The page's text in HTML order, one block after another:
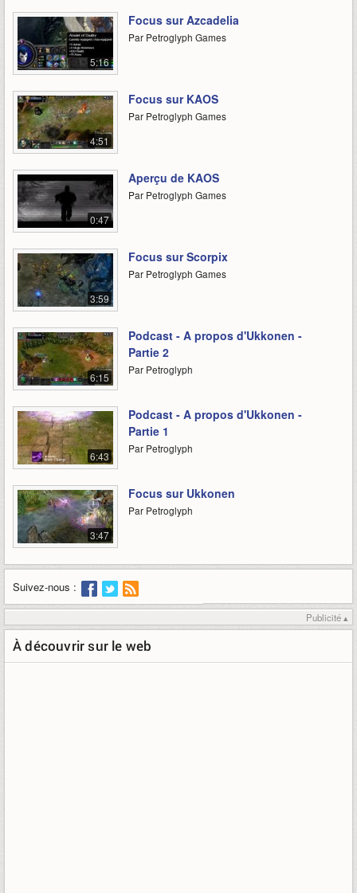
5:16
Focus sur Azcadelia
Par Petroglyph Games
4:51
Focus sur KAOS
Par Petroglyph Games
0:47
Aperçu de KAOS
Par Petroglyph Games
3:59
Focus sur Scorpix
Par Petroglyph Games
6:15
Podcast - A propos d'Ukkonen -
Partie 2
Par Petroglyph
6:43
Podcast - A propos d'Ukkonen -
Partie 1
Par Petroglyph
3:47
Focus sur Ukkonen
Par Petroglyph
Suivez-nous :
Publicité ▴
À découvrir sur le web